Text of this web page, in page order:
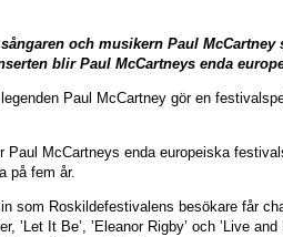
och musikern Paul
blir Paul McCartneys enda
Paul McCartney gör en
Paul McCartneys enda europeiska
på fem år.
som Roskildefestivalens besökare får
’Let It Be’, ’Eleanor Rigby’ och ’Live